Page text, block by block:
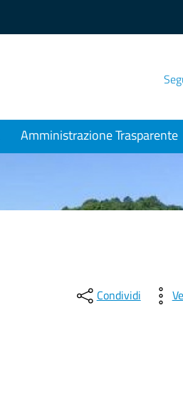
Amministrazione Trasparente
Condividi